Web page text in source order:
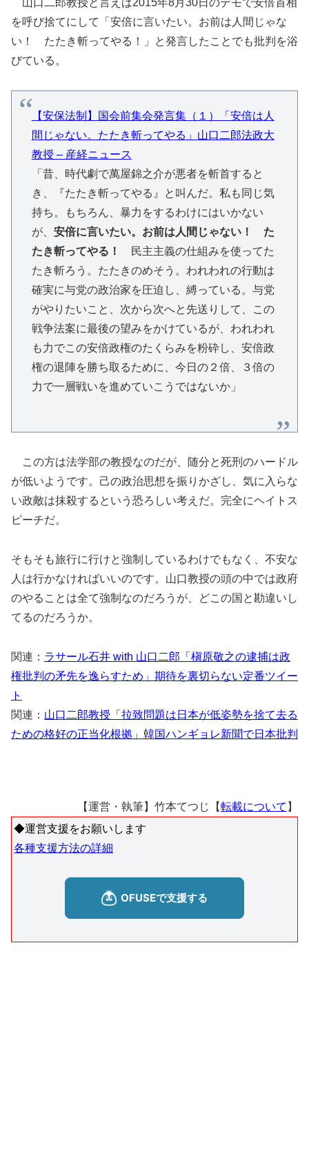
山口二郎教授と言えば2015年8月30日のデモで安倍首相
を呼び捨てにして「安倍に言いたい。お前は人間じゃな
い！ たたき斬ってやる！」と発言したことでも批判を浴
びている。
【安保法制】国会前集会発言集（１）「安倍は人
間じゃない。たたき斬ってやる」山口二郎法政大
教授 – 産経ニュース
「昔、時代劇で萬屋錦之介が悪者を斬首すると
き、『たたき斬ってやる』と叫んだ。私も同じ気
持ち。もちろん、暴力をするわけにはいかない
が、 安倍に言いたい。お前は人間じゃない！ た
たき斬ってやる！
民主主義の仕組みを使ってた
たき斬ろう。たたきのめそう。われわれの行動は
確実に与党の政治家を圧迫し、縛っている。与党
がやりたいこと、次から次へと先送りして、この
戦争法案に最後の望みをかけているが、われわれ
も力でこの安倍政権のたくらみを粉砕し、安倍政
権の退陣を勝ち取るために、今日の２倍、３倍の
力で一層戦いを進めていこうではないか」
この方は法学部の教授なのだが、随分と死刑のハードル
が低いようです。己の政治思想を振りかざし、気に入らな
い政敵は抹殺するという恐ろしい考えだ。完全にヘイトス
ピーチだ。
そもそも旅行に行けと強制しているわけでもなく、不安な
人は行かなければいいのです。山口教授の頭の中では政府
のやることは全て強制なのだろうが、どこの国と勘違いし
てるのだろうか。
関連： ラサール石井 with 山口二郎「槇原敬之の逮捕は政
権批判の矛先を逸らすため」期待を裏切らない定番ツイー
ト
関連： 山口二郎教授「拉致問題は日本が低姿勢を捨て去る
ための格好の正当化根拠」韓国ハンギョレ新聞で日本批判
【運営・執筆】竹本てつじ【転載について 】
◆運営支援をお願いします
各種支援方法の詳細